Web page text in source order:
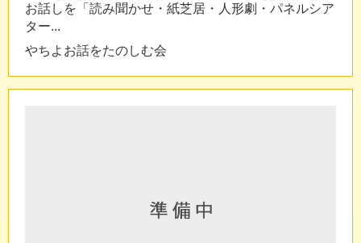
お話しを「読み聞かせ・紙芝居・人形劇・パネルシア
ター...
やちよお話をたのしむ会